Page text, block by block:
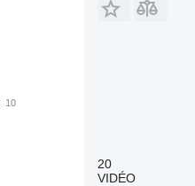
20
VIDÉO